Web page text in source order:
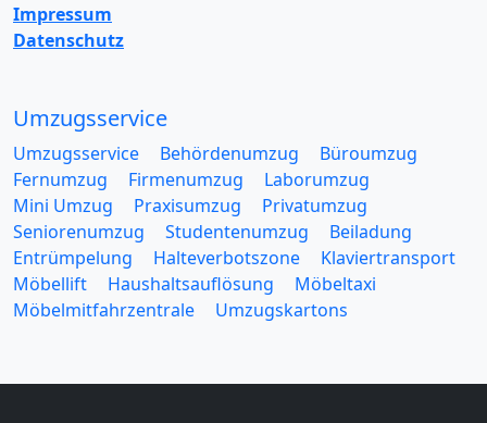
Impressum
Datenschutz
Umzugsservice
Umzugsservice Behördenumzug
Büroumzug
Fernumzug
Firmenumzug
Laborumzug
Mini Umzug
Praxisumzug
Privatumzug
Seniorenumzug
Studentenumzug
Beiladung
Entrümpelung
Halteverbotszone
Klaviertransport
Möbellift
Haushaltsauflösung
Möbeltaxi
Möbelmitfahrzentrale
Umzugskartons